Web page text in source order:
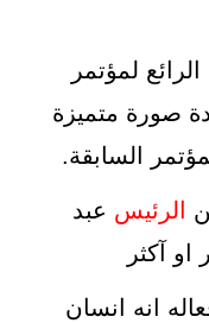
لمؤتمر
صورة متميزة
السابقة.
الرئيس عبد
آكثر
انه انسان